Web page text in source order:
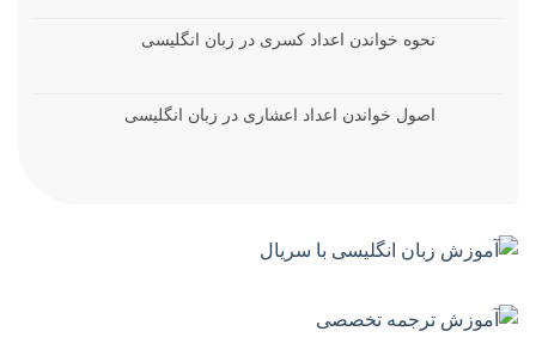
نحوه خواندن اعداد کسری در زبان انگلیسی
اصول خواندن اعداد اعشاری در زبان انگلیسی